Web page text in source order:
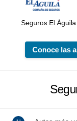
Seguros El Águila
Conoce las